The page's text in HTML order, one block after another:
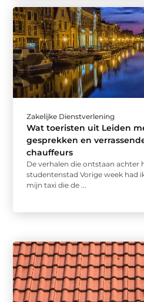
Zakelijke Dienstverlening
Wat toeristen uit Leiden
gesprekken en
chauffeurs
De verhalen die ontstaan achter
studentenstad Vorige week had
mijn taxi die de ...